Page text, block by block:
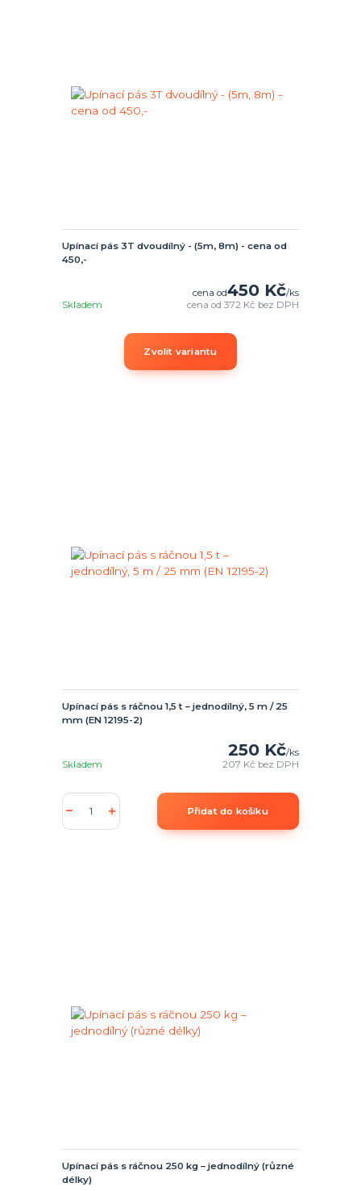
Upínací pás 3T dvoudílný - (5m, 8m) - cena od
450,-
cena od450 Kč/ks
cena od372 Kč bez DPH
Skladem
Zvolit variantu
Upínací pás s ráčnou 1,5 t – jednodílný, 5 m / 25
mm (EN 12195-2)
250 Kč/ks
207 Kč bez DPH
Skladem
Přidat do košíku
Upínací pás s ráčnou 250 kg – jednodílný (různé
délky)